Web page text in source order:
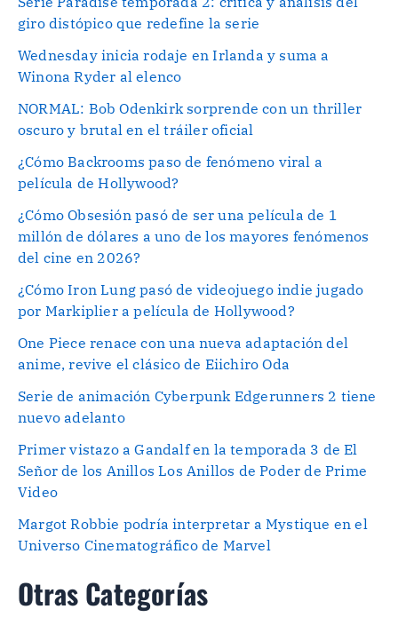
giro distópico que redefine la serie
Wednesday inicia rodaje en Irlanda y suma a
Winona Ryder al elenco
NORMAL: Bob Odenkirk sorprende con un thriller
oscuro y brutal en el tráiler oficial
¿Cómo Backrooms paso de fenómeno viral a
película de Hollywood?
¿Cómo Obsesión pasó de ser una película de 1
millón de dólares a uno de los mayores fenómenos
del cine en 2026?
¿Cómo Iron Lung pasó de videojuego indie jugado
por Markiplier a película de Hollywood?
One Piece renace con una nueva adaptación del
anime, revive el clásico de Eiichiro Oda
Serie de animación Cyberpunk Edgerunners 2 tiene
nuevo adelanto
Primer vistazo a Gandalf en la temporada 3 de El
Señor de los Anillos Los Anillos de Poder de Prime
Video
Margot Robbie podría interpretar a Mystique en el
Universo Cinematográfico de Marvel
Otras Categorías